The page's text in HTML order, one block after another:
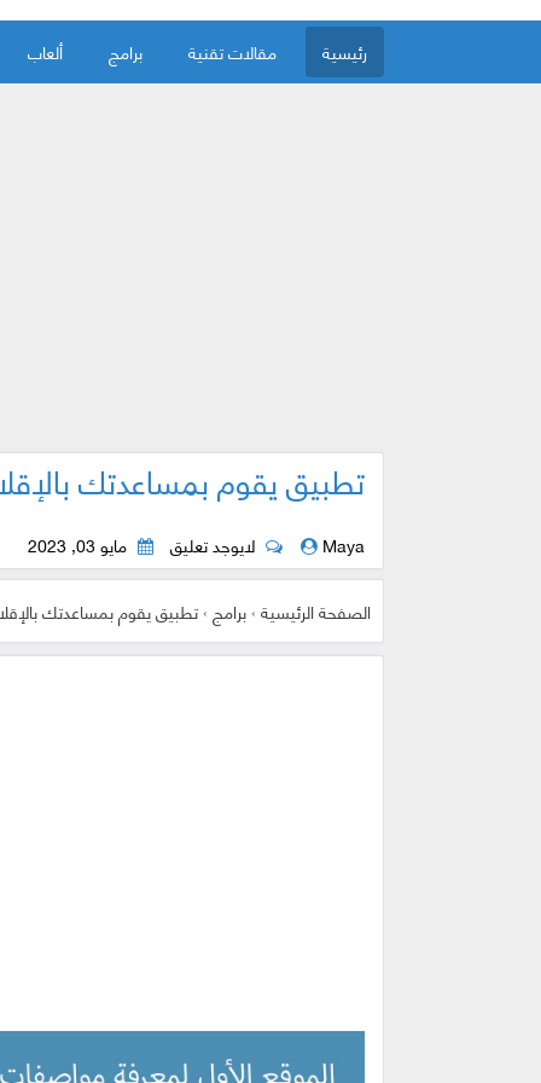
رئيسية مقالات تقنية برامج ألعاب
تطبيق يقوم بمساعدتك
Maya لايوجد تعليق مايو 03, 2023
الصفحة الرئيسية›برامج›تطبيق يقوم بمساعدتك